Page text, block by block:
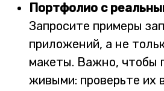
Портфолио с
Запросите примеры
приложений, а не
макеты. Важно, чтобы
живыми: проверьте их